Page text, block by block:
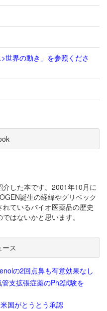
世界の動き」を参照くださ
した本です。2001年10月に
誕生の経緯やグリベック
ているバイオ医薬品の歴史
はないかと思います。
ス
の2回点鼻も有意効果なし
支拡張症薬のPh2試験を
国がとうとう承認